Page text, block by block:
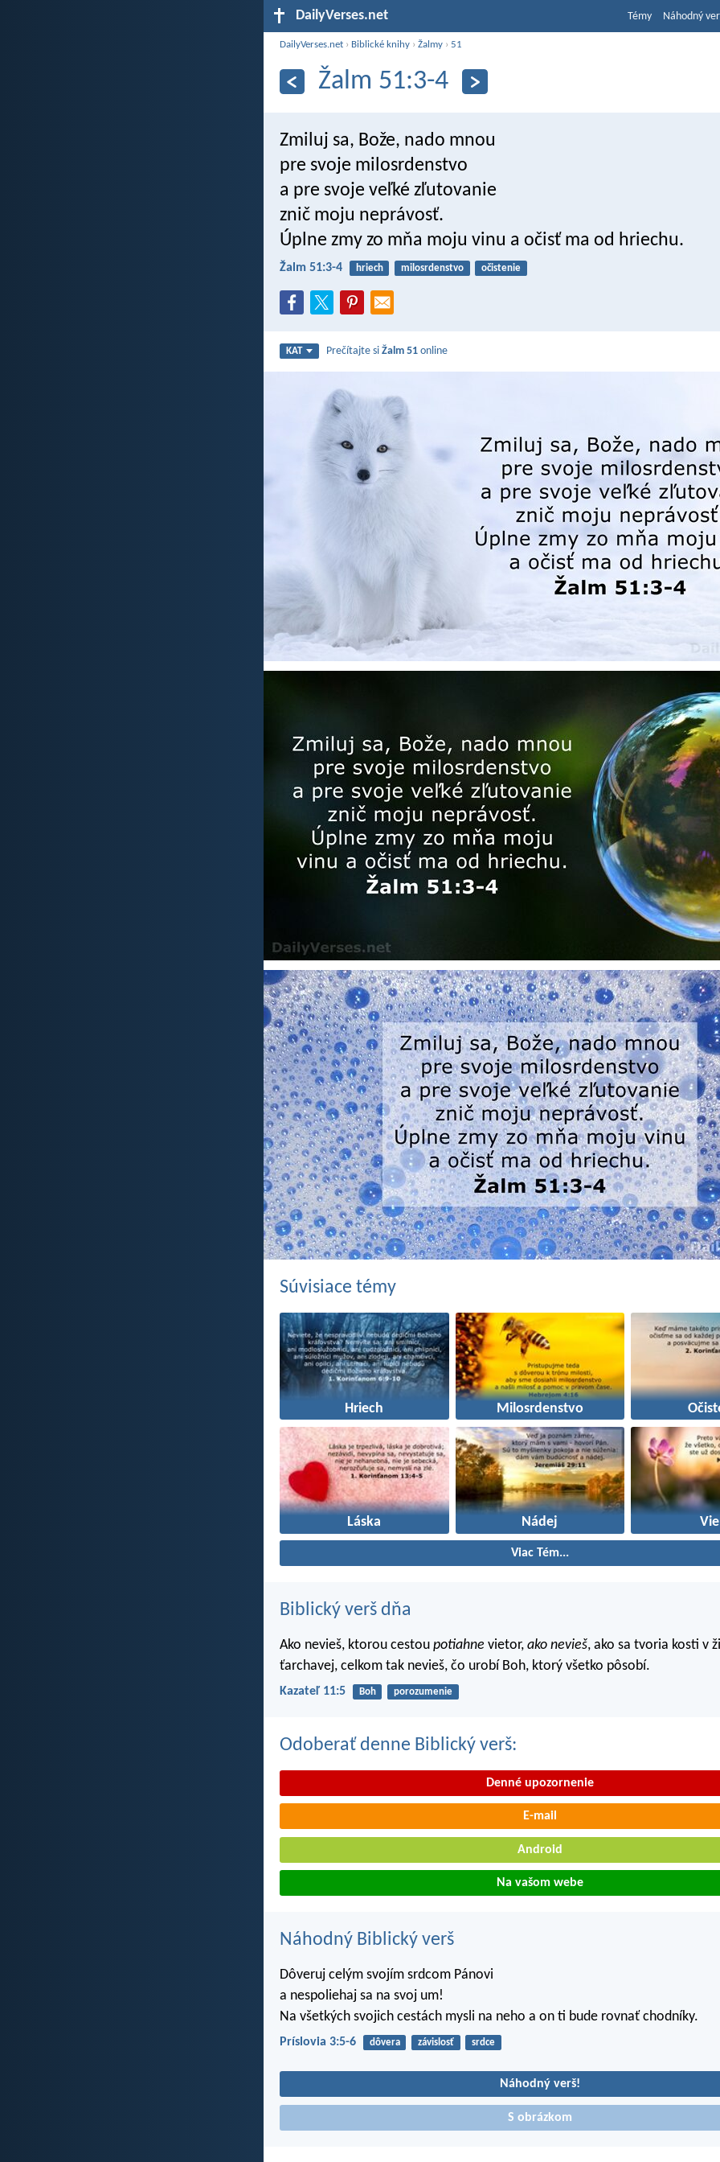
DailyVerses.net Témy Náhodný
DailyVerses.net › Biblické knihy ›Žalmy ›51
Žalm 51:3-4
Zmiluj sa, Bože, nado mnou
pre svoje milosrdenstvo
a pre svoje veľké zľutovanie
znič moju neprávosť.
Úplne zmy zo mňa moju vinu a očisť ma od hriechu.
Žalm 51:3-4 hriech milosrdenstvo očistenie
KAT Prečítajte siŽalm 51 online
Súvisiace témy
Hriech Milosrdenstvo
Láska Nádej
Viac Tém...
Biblický verš dňa
Ako nevieš, ktorou cestou potiahne vietor, ako nevieš, ako sa tvoria kosti v
ťarchavej, celkom tak nevieš, čo urobí Boh, ktorý všetko pôsobí.
Kazateľ 11:5 Boh porozumenie
Odoberať denne Biblický verš:
Denné upozornenie
E-mail
Android
Na vašom webe
Náhodný Biblický verš
Dôveruj celým svojím srdcom Pánovi
a nespoliehaj sa na svoj um!
Na všetkých svojich cestách mysli na neho a on ti bude rovnať chodníky.
Príslovia 3:5-6 dôvera závislosť srdce
Náhodný verš!
S obrázkom